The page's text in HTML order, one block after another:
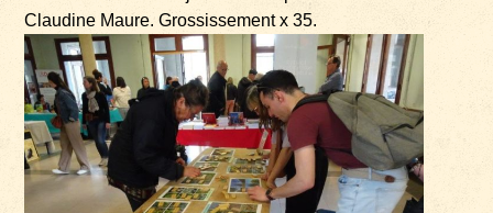
Claudine Maure. Grossissement x 35.